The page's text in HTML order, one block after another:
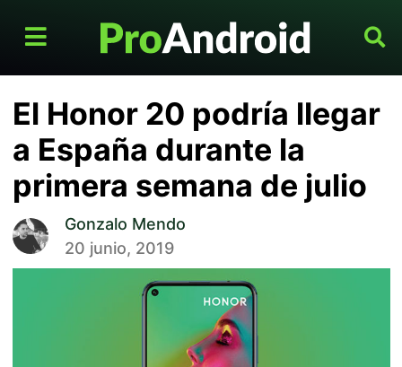
El Honor 20 podría llegar
a España durante la
primera semana de julio
Gonzalo Mendo
20 junio, 2019